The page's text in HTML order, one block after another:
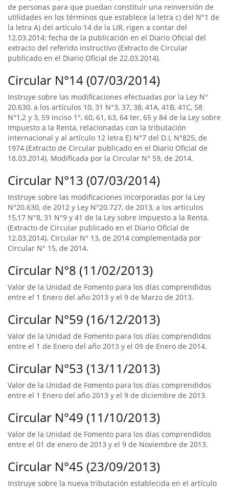
de personas para que puedan constituir una reinversión de
utilidades en los términos que establece la letra c) del N°1 de
la letra A) del artículo 14 de la LIR, rigen a contar del
12.03.2014; fecha de la publicación en el Diario Oficial del
extracto del referido instructivo (Extracto de Circular
publicado en el Diario Oficial de 22.03.2014).
Circular N°14 (07/03/2014)
Instruye sobre las modificaciones efectuadas por la Ley N°
20.630, a los artículos 10, 31 N°3, 37, 38, 41A, 41B, 41C, 58
N°1,2 y 3, 59 inciso 1°, 60, 61, 63, 64 ter, 65 y 84 de la Ley sobre
Impuesto a la Renta, relacionadas con la tributación
internacional y al artículo 12 letra E) N°7 del D.L N°825, de
1974 (Extracto de Circular publicado en el Diario Oficial de
18.03.2014). Modificada por la Circular N° 59, de 2014.
Circular N°13 (07/03/2014)
Instruye sobre las modificaciones incorporadas por la Ley
N°20.630, de 2012 y Ley N°20.727, de 2013, a los artículos
15,17 N°8, 31 N°9 y 41 de la Ley sobre Impuesto a la Renta.
(Extracto de Circular publicado en el Diario Oficial de
12.03.2014). Circular N° 13, de 2014 complementada por
Circular N° 15, de 2014.
Circular N°8 (11/02/2013)
Valor de la Unidad de Fomento para los días comprendidos
entre el 1 Enero del año 2013 y el 9 de Marzo de 2013.
Circular N°59 (16/12/2013)
Valor de la Unidad de Fomento para los días comprendidos
entre el 1 de Enero del año 2013 y el 09 de Enero de 2014.
Circular N°53 (13/11/2013)
Valor de la Unidad de Fomento para los días comprendidos
entre el 1 Enero del año 2013 y el 9 de diciembre de 2013.
Circular N°49 (11/10/2013)
Valor de la Unidad de Fomento para los dias comprendidos
entre el 01 de enero de 2013 y el 9 de Noviembre de 2013.
Circular N°45 (23/09/2013)
Instruye sobre la nueva tributación establecida en el artículo